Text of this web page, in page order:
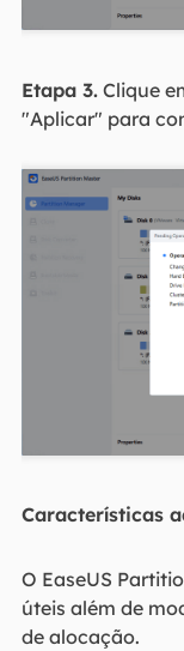
Etapa 3.Clique
"Aplicar" para
Características
O EaseUS
úteis além de
de alocação.